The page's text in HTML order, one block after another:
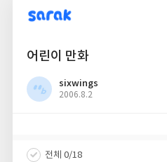
sarak
어린이 만화
sixwings
작
2006.8.2
전체 0/18